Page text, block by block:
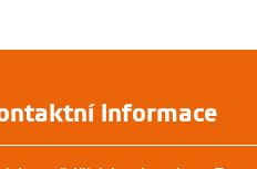
informace